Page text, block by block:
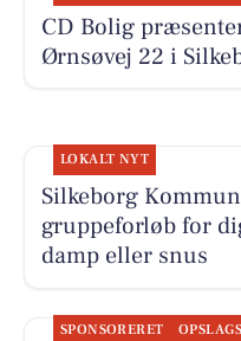
CD Bolig
Ørnsøvej 22 i
LOKALT NYT
Silkeborg
gruppeforløb for
damp eller snus
SPONSORERET